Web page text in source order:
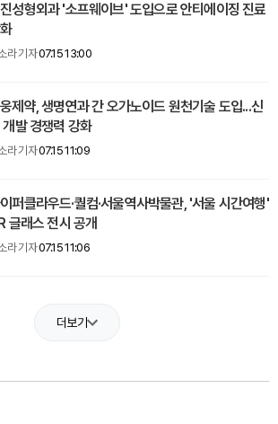
성형외과 '소프웨이브' 도입으로 안티에이징 진료
라 기자07.15 13:00
제약, 생명연과 간 오가노이드 원천기술 도입...신
개발 경쟁력 강화
라 기자07.15 11:09
퍼클라우드·퀄컴·서울역사박물관, '서울 시간여행'
글래스 전시 공개
라 기자07.15 11:06
더보기